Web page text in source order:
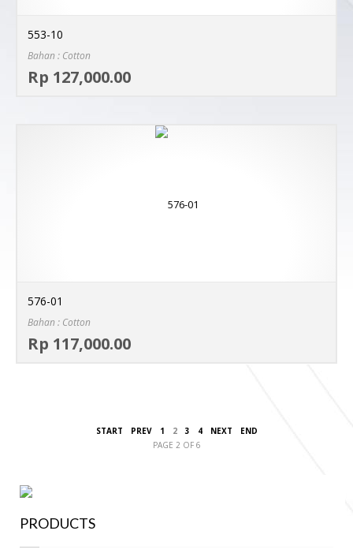
553-10
Bahan : Cotton
Rp 127,000.00
576-01
Bahan : Cotton
Rp 117,000.00
START PREV 1 2 3 4 NEXT
END
PAGE 2 OF 6
PRODUCTS